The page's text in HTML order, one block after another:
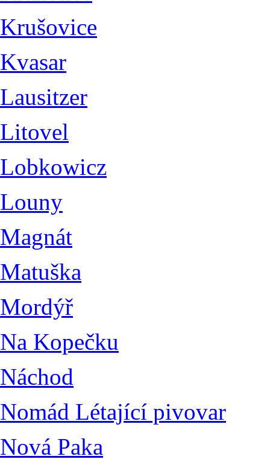
Krušovice
Kvasar
Lausitzer
Litovel
Lobkowicz
Louny
Magnát
Matuška
Mordýř
Na Kopečku
Náchod
Nomád Létající pivovar
Nová Paka